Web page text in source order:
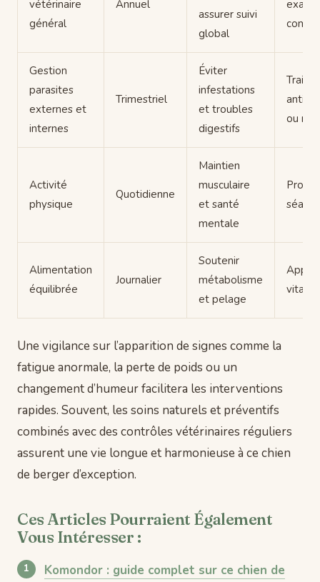
vétérinaire
général
Annuel
assurer suivi
global
Gestion
parasites
externes et
internes
Trimestriel
Éviter
infestations
et troubles
digestifs
ou
Activité
physique
Quotidienne
Maintien
musculaire
et santé
mentale
Alimentation
équilibrée
Journalier
Soutenir
métabolisme
et pelage
Une vigilance sur l’apparition de signes comme la
fatigue anormale, la perte de poids ou un
changement d’humeur facilitera les interventions
rapides. Souvent, les soins naturels et préventifs
combinés avec des contrôles vétérinaires réguliers
assurent une vie longue et harmonieuse à ce chien
de berger d’exception.
Ces Articles Pourraient Également
Vous Intéresser :
Komondor : guide complet sur ce chien de